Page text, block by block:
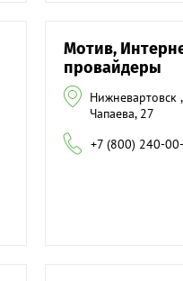
Мотив,
провайдеры
Нижневартовск
Чапаева, 27
+7 (800) 240-